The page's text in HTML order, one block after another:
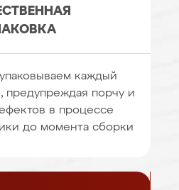
каждый
предупреждая порчу и
в процессе
до момента сборки